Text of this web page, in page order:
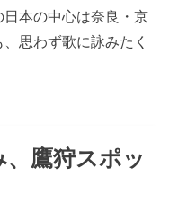
本の中心は奈良・京
思わず歌に詠みたく
鷹狩スポッ